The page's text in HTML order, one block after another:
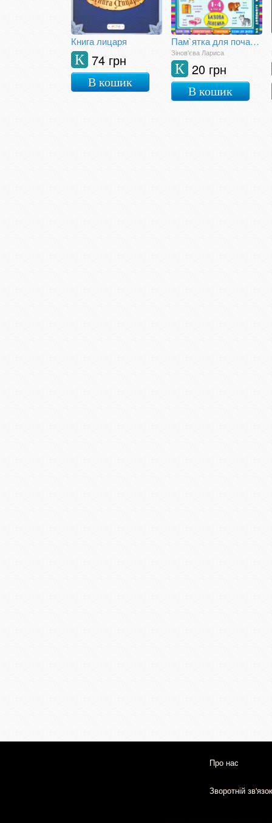
Книга лицаря
74 грн
К
В кошик
Пам`ятка для початкової школи. Англійська мова. Базова лексика. 1-4 класи
Зінов'єва Лариса
20 грн
К
В кошик
Про нас
Зворотній зв'язок